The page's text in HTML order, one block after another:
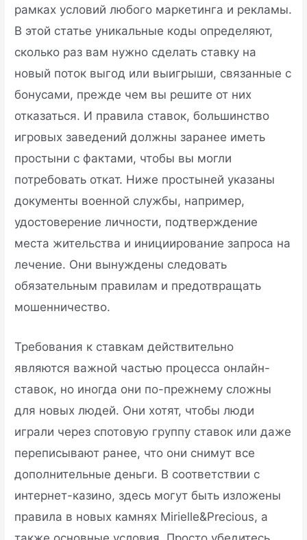
рамках условий любого маркетинга и рекламы.
В этой статье уникальные коды определяют,
сколько раз вам нужно сделать ставку на
новый поток выгод или выигрыши, связанные с
бонусами, прежде чем вы решите от них
отказаться. И правила ставок, большинство
игровых заведений должны заранее иметь
простыни с фактами, чтобы вы могли
потребовать откат. Ниже простыней указаны
документы военной службы, например,
удостоверение личности, подтверждение
места жительства и инициирование запроса на
лечение. Они вынуждены следовать
обязательным правилам и предотвращать
мошенничество.
Требования к ставкам действительно
являются важной частью процесса онлайн-
ставок, но иногда они по-прежнему сложны
для новых людей. Они хотят, чтобы люди
играли через спотовую группу ставок или даже
переписывают ранее, что они снимут все
дополнительные деньги. В соответствии с
интернет-казино, здесь могут быть изложены
правила в новых камнях Mirielle&Precious, а